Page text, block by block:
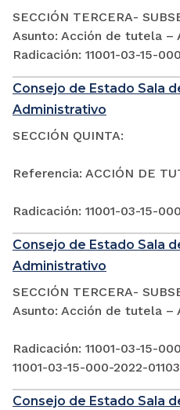
SECCIÓN TERCERA-
Asunto: Acción de tutela –
Radicación: 11001-03-15-
Consejo de Estado Sala
Administrativo
SECCIÓN QUINTA:
Referencia: ACCIÓN DE
Radicación: 11001-03-15-
Consejo de Estado Sala
Administrativo
SECCIÓN TERCERA-
Asunto: Acción de tutela –
Radicación: 11001-03-15-
11001-03-15-000-2022-
Consejo de Estado Sala